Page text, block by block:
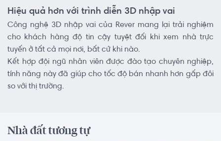
Hiệu quả hơn với trình diễn 3D nhập vai
Công nghệ 3D nhập vai của Rever mang lại trải nghiệm
cho khách hàng độ tin cậy tuyệt đối khi xem nhà trực
tuyến ở tất cả mọi nơi, bất cứ khi nào.
Kết hợp đội ngũ nhân viên được đào tạo chuyên nghiệp,
tính năng này đã giúp cho tốc độ bán nhanh hơn gấp đôi
so với thị trường.
Nhà đất tương tự